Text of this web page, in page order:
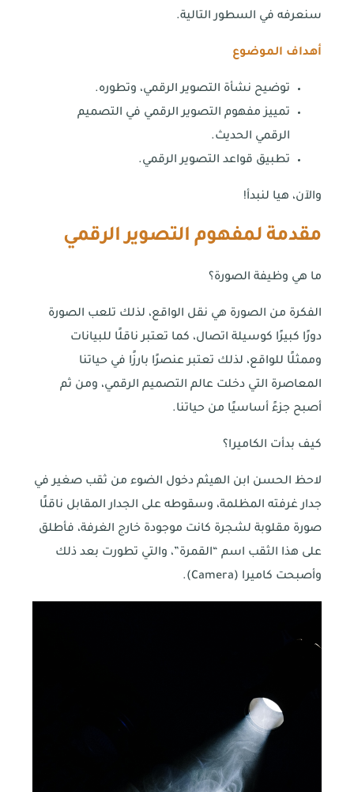
سنعرفه في السطور التالية.
أهداف الموضوع
توضيح نشأة التصوير الرقمي، وتطوره.
تمييز مفهوم التصوير الرقمي في التصميم
الرقمي الحديث.
تطبيق قواعد التصوير الرقمي.
والآن، هيا لنبدأ!
مقدمة لمفهوم التصوير الرقمي
ما هي وظيفة الصورة؟
الفكرة من الصورة هي نقل الواقع، لذلك تلعب الصورة
دورًا كبيرًا كوسيلة اتصال، كما تعتبر ناقلًا للبيانات
وممثلًا للواقع، لذلك تعتبر عنصرًا بارزًا في حياتنا
المعاصرة التي دخلت عالم التصميم الرقمي، ومن ثم
أصبح جزءً أساسيًا من حياتنا.
كيف بدأت الكاميرا؟
لاحظ الحسن ابن الهيثم دخول الضوء من ثقب صغير في
جدار غرفته المظلمة، وسقوطه على الجدار المقابل ناقلًا
صورة مقلوبة لشجرة كانت موجودة خارج الغرفة، فأطلق
على هذا الثقب اسم “القمرة”، والتي تطورت بعد ذلك
وأصبحت كاميرا (Camera).